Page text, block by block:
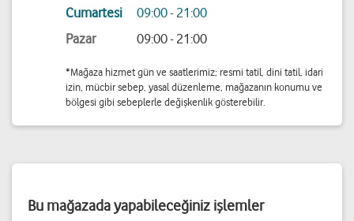
Cumartesi
09:00 - 21:00
Pazar
09:00 - 21:00
*Mağaza hizmet gün ve saatlerimiz; resmi tatil, dini tatil, idari
izin, mücbir sebep, yasal düzenleme, mağazanın konumu ve
bölgesi gibi sebeplerle değişkenlik gösterebilir.
Bu mağazada yapabileceğiniz işlemler